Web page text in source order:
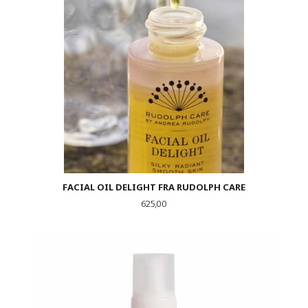
FACIAL OIL DELIGHT FRA RUDOLPH CARE
Pris
625,00